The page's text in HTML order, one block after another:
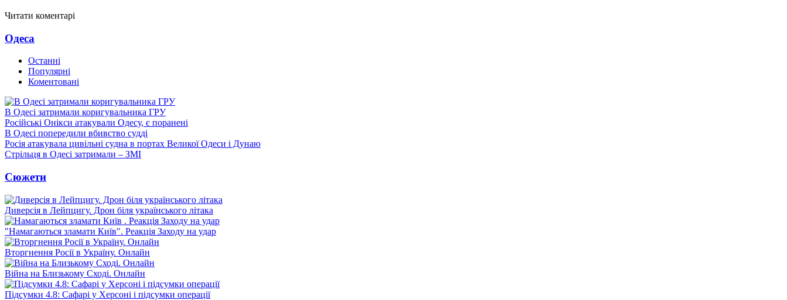
Читати коментарі
Одеса
Останні
Популярні
Коментовані
В Одесі затримали коригувальника ГРУ
Російські Онікси атакували Одесу, є поранені
В Одесі попередили вбивство судді
Росія атакувала цивільні судна в портах Великої Одеси і Дунаю
Стрільця в Одесі затримали – ЗМІ
Сюжети
Диверсія в Лейпцигу. Дрон біля українського літака
"Намагаються зламати Київ". Реакція Заходу на удар
Вторгнення Росії в Україну. Онлайн
Війна на Близькому Сході. Онлайн
Підсумки 4.8: Сафарі у Херсоні і підсумки операції